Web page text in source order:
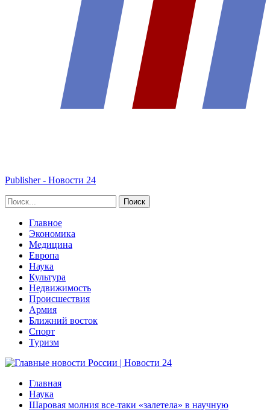
Publisher - Новости 24
Главное
Экономика
Медицина
Европа
Наука
Культура
Недвижимость
Происшествия
Армия
Ближний восток
Спорт
Туризм
Главная
Наука
Шаровая молния все-таки «залетела» в научную